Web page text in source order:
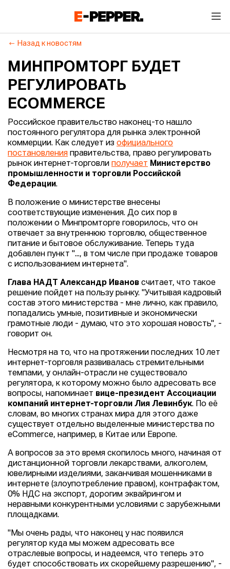
Назад к новостям
МИНПРОМТОРГ БУДЕТ
РЕГУЛИРОВАТЬ
ECOMMERCE
Российское правительство наконец-то нашло
постоянного регулятора для рынка электронной
коммерции. Как следует из официального
постановления правительства, право регулировать
рынок интернет-торговли получает Министерство
промышленности и торговли Российской
Федерации.
В положение о министерстве внесены
соответствующие изменения. До сих пор в
положении о Минпромторге говорилось, что он
отвечает за внутреннюю торговлю, общественное
питание и бытовое обслуживание. Теперь туда
добавлен пункт "..., в том числе при продаже товаров
с использованием интернета".
Глава НАДТ Александр Иванов считает, что такое
решение пойдет на пользу рынку. "Учитывая кадровый
состав этого министерства - мне лично, как правило,
попадались умные, позитивные и экономически
грамотные люди - думаю, что это хорошая новость", -
говорит он.
Несмотря на то, что на протяжении последних 10 лет
интернет-торговля развивалась стремительными
темпами, у онлайн-отрасли не существовало
регулятора, к которому можно было адресовать все
вопросы, напоминает вице-президент Ассоциации
компаний интернет-торговли Лия Левинбук. По её
словам, во многих странах мира для этого даже
существует отдельно выделенные министерства по
eСommerce, например, в Китае или Европе.
А вопросов за это время скопилось много, начиная от
дистанционной торговли лекарствами, алкоголем,
ювелирными изделиями, заканчивая мошенниками в
интернете (злоупотребление правом), контрафактом,
0% НДС на экспорт, дорогим эквайрингом и
неравными конкурентными условиями с зарубежными
площадками.
"Мы очень рады, что наконец у нас появился
регулятор куда мы можем адресовать все
отраслевые вопросы, и надеемся, что теперь это
будет способствовать их скорейшему разрешению", -